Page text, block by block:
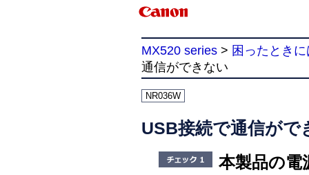
MX520 series > 困ったときに
通信ができない
NR036W
USB接続で通信がで
本製品の電